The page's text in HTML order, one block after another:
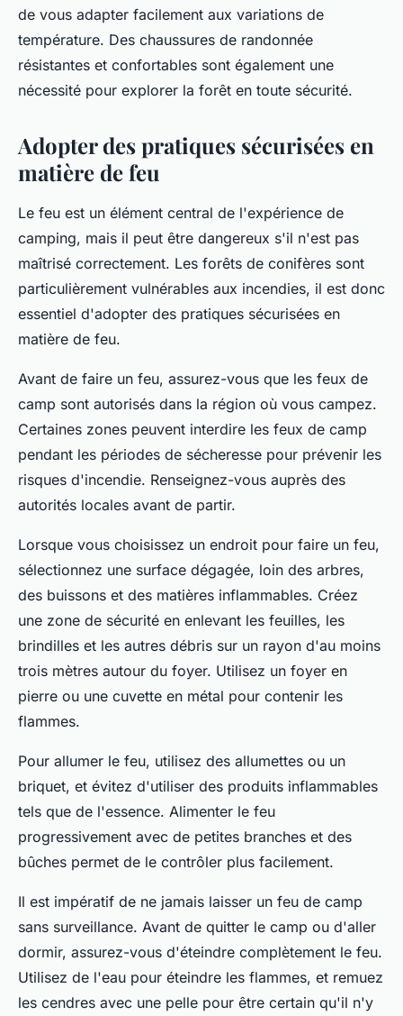
de vous adapter facilement aux variations de
température. Des chaussures de randonnée
résistantes et confortables sont également une
nécessité pour explorer la forêt en toute sécurité.
Adopter des pratiques sécurisées en
matière de feu
Le feu est un élément central de l'expérience de
camping, mais il peut être dangereux s'il n'est pas
maîtrisé correctement. Les forêts de conifères sont
particulièrement vulnérables aux incendies, il est donc
essentiel d'adopter des pratiques sécurisées en
matière de feu.
Avant de faire un feu, assurez-vous que les feux de
camp sont autorisés dans la région où vous campez.
Certaines zones peuvent interdire les feux de camp
pendant les périodes de sécheresse pour prévenir les
risques d'incendie. Renseignez-vous auprès des
autorités locales avant de partir.
Lorsque vous choisissez un endroit pour faire un feu,
sélectionnez une surface dégagée, loin des arbres,
des buissons et des matières inflammables. Créez
une zone de sécurité en enlevant les feuilles, les
brindilles et les autres débris sur un rayon d'au moins
trois mètres autour du foyer. Utilisez un foyer en
pierre ou une cuvette en métal pour contenir les
flammes.
Pour allumer le feu, utilisez des allumettes ou un
briquet, et évitez d'utiliser des produits inflammables
tels que de l'essence. Alimenter le feu
progressivement avec de petites branches et des
bûches permet de le contrôler plus facilement.
Il est impératif de ne jamais laisser un feu de camp
sans surveillance. Avant de quitter le camp ou d'aller
dormir, assurez-vous d'éteindre complètement le feu.
Utilisez de l'eau pour éteindre les flammes, et remuez
les cendres avec une pelle pour être certain qu'il n'y